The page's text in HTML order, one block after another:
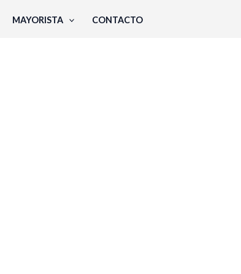
MAYORISTA CONTACTO